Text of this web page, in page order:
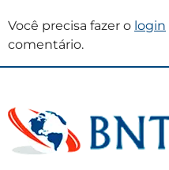
Você precisa fazer o login
comentário.